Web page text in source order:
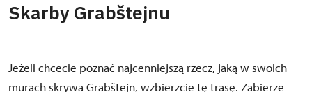
Skarby Grabštejnu
Jeżeli chcecie poznać najcenniejszą rzecz, jaką w swoich
murach skrywa Grabštejn, wzbierzcie tę trasę. Zabierze